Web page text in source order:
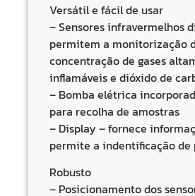
Versátil e fácil de usar
– Sensores infravermelhos
permitem a monitorização
concentração de gases
inflamáveis e dióxido de
– Bomba elétrica
para recolha de amostras
– Display – fornece
permite a indentificação de
Robusto
– Posicionamento dos